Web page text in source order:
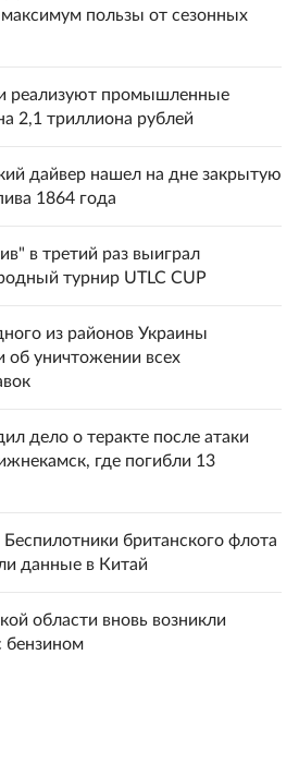
максимум пользы от сезонных
реализуют промышленные
2,1 триллиона рублей
дайвер нашел на дне закрытую
1864 года
в третий раз выиграл
турнир UTLC CUP
из районов Украины
об уничтожении всех
дело о теракте после атаки
где погибли 13
Беспилотники британского флота
данные в Китай
области вновь возникли
бензином